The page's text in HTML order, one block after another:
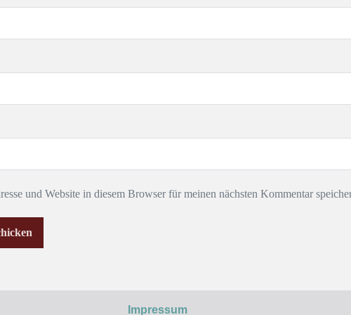
und Website in diesem Browser für meinen nächsten Kommentar
Impressum